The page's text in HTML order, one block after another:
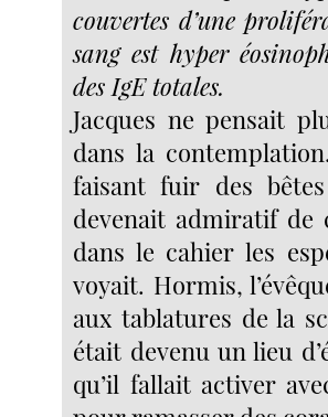
couvertes d’une
sang est hyper
des IgE totales.
Jacques ne pensait
dans la
faisant fuir des
devenait admiratif
dans le cahier les
voyait. Hormis,
aux tablatures de la
était devenu un lieu
qu’il fallait activer